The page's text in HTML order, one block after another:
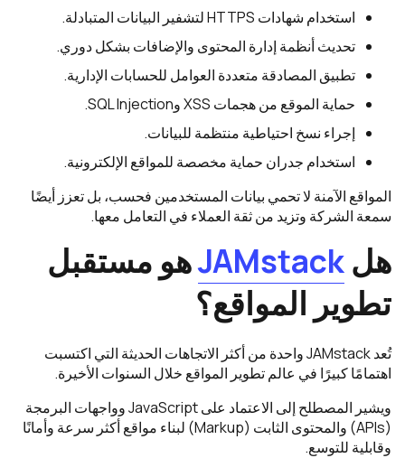
استخدام شهادات HTTPS لتشفير البيانات المتبادلة.
تحديث أنظمة إدارة المحتوى والإضافات بشكل دوري.
تطبيق المصادقة متعددة العوامل للحسابات الإدارية.
حماية الموقع من هجمات XSS وSQL Injection.
إجراء نسخ احتياطية منتظمة للبيانات.
استخدام جدران حماية مخصصة للمواقع الإلكترونية.
المواقع الآمنة لا تحمي بيانات المستخدمين فحسب، بل تعزز أيضًا
سمعة الشركة وتزيد من ثقة العملاء في التعامل معها.
هلJAMstackهو مستقبل
تطوير المواقع؟
تُعد JAMstack واحدة من أكثر الاتجاهات الحديثة التي اكتسبت
اهتمامًا كبيرًا في عالم تطوير المواقع خلال السنوات الأخيرة.
ويشير المصطلح إلى الاعتماد على JavaScript وواجهات البرمجة
(APIs) والمحتوى الثابت (Markup) لبناء مواقع أكثر سرعة وأمانًا
وقابلية للتوسع.